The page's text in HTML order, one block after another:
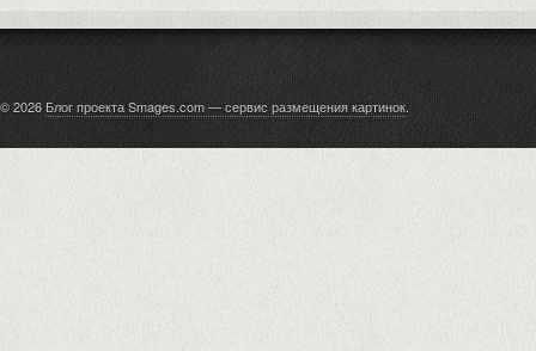
© 2026 Блог проекта Smages.com — сервис размещения картинок.